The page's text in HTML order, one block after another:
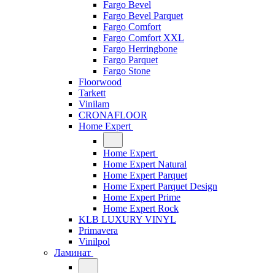
Fargo Bevel
Fargo Bevel Parquet
Fargo Comfort
Fargo Comfort XXL
Fargo Herringbone
Fargo Parquet
Fargo Stone
Floorwood
Tarkett
Vinilam
CRONAFLOOR
Home Expert
Home Expert
Home Expert Natural
Home Expert Parquet
Home Expert Parquet Design
Home Expert Prime
Home Expert Rock
KLB LUXURY VINYL
Primavera
Vinilpol
Ламинат